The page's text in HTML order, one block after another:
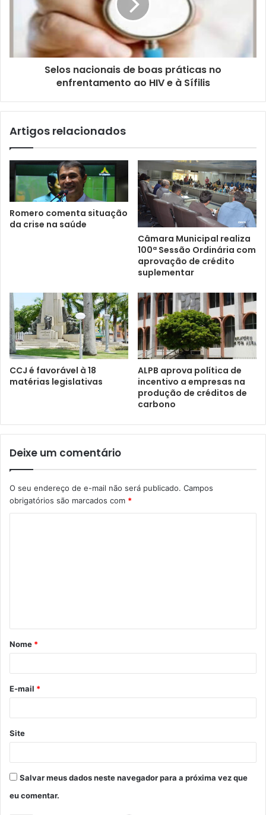
Selos nacionais de boas práticas no
enfrentamento ao HIV e à Sífilis
Artigos relacionados
Romero comenta situação
da crise na saúde
Câmara Municipal realiza
100ª Sessão Ordinária com
aprovação de crédito
suplementar
CCJ é favorável à 18
matérias legislativas
ALPB aprova política de
incentivo a empresas na
produção de créditos de
carbono
Deixe um comentário
O seu endereço de e-mail não será publicado. Campos
obrigatórios são marcados com *
Nome *
E-mail *
Site
Salvar meus dados neste navegador para a próxima vez que
eu comentar.